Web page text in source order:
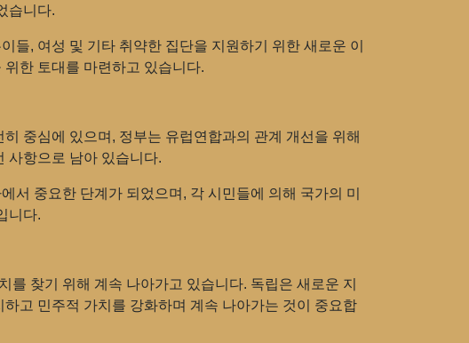
습니다.
들, 여성 및 기타 취약한 집단을 지원하기 위한 새로운 이
한 토대를 마련하고 있습니다.
중심에 있으며, 정부는 유럽연합과의 관계 개선을 위해
사항으로 남아 있습니다.
서 중요한 단계가 되었으며, 각 시민들에 의해 국가의 미
니다.
찾기 위해 계속 나아가고 있습니다. 독립은 새로운 지
고 민주적 가치를 강화하며 계속 나아가는 것이 중요합